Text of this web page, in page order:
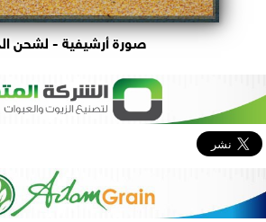
صورة أرشيفية - لشحن